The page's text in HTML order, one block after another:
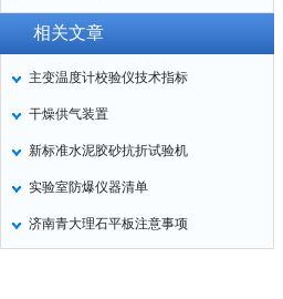
相关文章
主变温度计校验仪技术指标
干燥供气装置
新标准水泥胶砂抗折试验机
实验室防爆仪器清单
济南青大理石平板注意事项